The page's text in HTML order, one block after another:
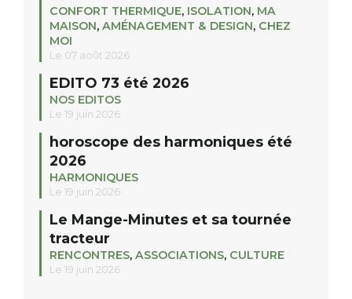
CONFORT THERMIQUE, ISOLATION, MA
MAISON, AMÉNAGEMENT & DESIGN, CHEZ
MOI
Le 07 août 2026
EDITO 73 été 2026
NOS EDITOS
Le 19 juin 2026
horoscope des harmoniques été
2026
HARMONIQUES
Le 19 juin 2026
Le Mange-Minutes et sa tournée
tracteur
RENCONTRES, ASSOCIATIONS, CULTURE
Le 19 juin 2026